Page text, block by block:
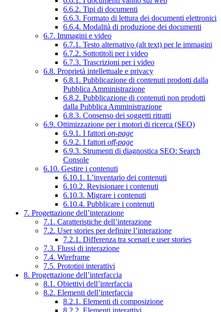
6.6.2. Tipi di documenti
6.6.3. Formato di lettura dei documenti elettronici
6.6.4. Modalità di produzione dei documenti
6.7. Immagini e video
6.7.1. Testo alternativo (alt text) per le immagini
6.7.2. Sottotitoli per i video
6.7.3. Trascrizioni per i video
6.8. Proprietà intellettuale e privacy
6.8.1. Pubblicazione di contenuti prodotti dalla
Pubblica Amministrazione
6.8.2. Pubblicazione di contenuti non prodotti
dalla Pubblica Amministrazione
6.8.3. Consenso dei soggetti ritratti
6.9. Ottimizzazione per i motori di ricerca (SEO)
6.9.1. I fattori on-page
6.9.2. I fattori off-page
6.9.3. Strumenti di diagnostica SEO: Search
Console
6.10. Gestire i contenuti
6.10.1. L’inventario dei contenuti
6.10.2. Revisionare i contenuti
6.10.3. Migrare i contenuti
6.10.4. Pubblicare i contenuti
7. Progettazione dell’interazione
7.1. Caratteristiche dell’interazione
7.2. User stories per definire l’interazione
7.2.1. Differenza tra scenari e user stories
7.3. Flussi di interazione
7.4. Wireframe
7.5. Prototipi interattivi
8. Progettazione dell’interfaccia
8.1. Obiettivi dell’interfaccia
8.2. Elementi dell’interfaccia
8.2.1. Elementi di composizione
8.2.2. Elementi interattivi